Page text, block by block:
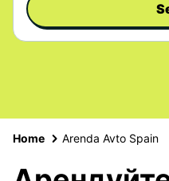
Home Arenda Avto Spain